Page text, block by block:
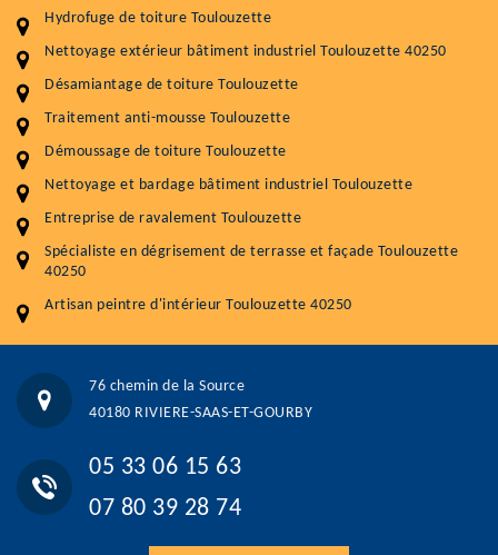
Hydrofuge de toiture Toulouzette
Nettoyage extérieur bâtiment industriel Toulouzette 40250
Désamiantage de toiture Toulouzette
Traitement anti-mousse Toulouzette
Démoussage de toiture Toulouzette
Nettoyage et bardage bâtiment industriel Toulouzette
Entreprise de ravalement Toulouzette
Spécialiste en dégrisement de terrasse et façade Toulouzette
40250
Artisan peintre d'intérieur Toulouzette 40250
76 chemin de la Source
40180 RIVIERE-SAAS-ET-GOURBY
05 33 06 15 63
07 80 39 28 74
Plus de 15 ans d'expérience en couverture et facade
Service
Nettoyageb toiture
Démoussage toiture
Traitement hydrofuge toiture
Prix au m²
Artisant local recommander
76 chemin de la Source 40180 RIVIERE-SAAS-ET-GOURBY